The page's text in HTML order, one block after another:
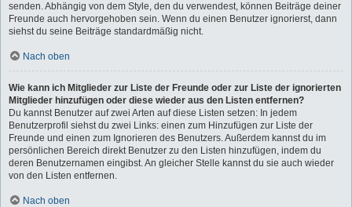
senden. Abhängig von dem Style, den du verwendest, können Beiträge deiner
Freunde auch hervorgehoben sein. Wenn du einen Benutzer ignorierst, dann
siehst du seine Beiträge standardmäßig nicht.
Nach oben
Wie kann ich Mitglieder zur Liste der Freunde oder zur Liste der ignorierten
Mitglieder hinzufügen oder diese wieder aus den Listen entfernen?
Du kannst Benutzer auf zwei Arten auf diese Listen setzen: In jedem
Benutzerprofil siehst du zwei Links: einen zum Hinzufügen zur Liste der
Freunde und einen zum Ignorieren des Benutzers. Außerdem kannst du im
persönlichen Bereich direkt Benutzer zu den Listen hinzufügen, indem du
deren Benutzernamen eingibst. An gleicher Stelle kannst du sie auch wieder
von den Listen entfernen.
Nach oben